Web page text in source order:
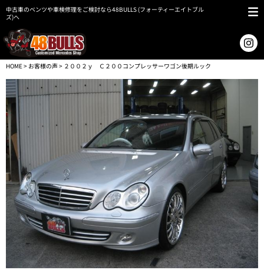
中古車のベンツや車検修理をご検討なら48BULLS (フォーティーエイトブル
ズ)へ
HOME> お客様の声> ２００２ｙ Ｃ２００コンプレッサーワゴン後期ルック